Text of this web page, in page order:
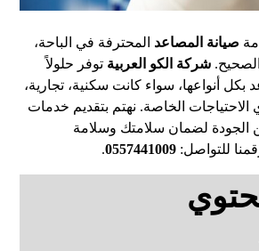
صيانة المصاعد المحترفة في الباحة،
شركة الكو العربية توفر حلولاً
بكل أنواعها، سواء كانت سكنية، تجارية،
الخاصة. نهتم بتقديم خدمات
لضمان سلامتك وسلامة
للتواصل:0557441009
.